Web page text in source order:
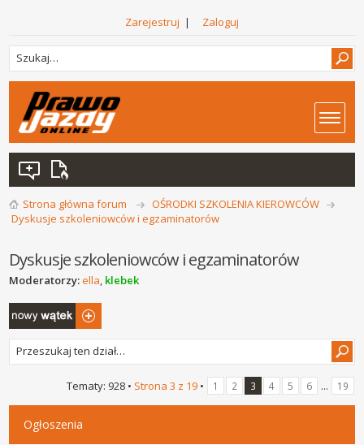
Zarejestruj | Zaloguj
Strona główna forum
OŚRODKI SZKOLENIA KIEROWCÓW
Dyskusje szkoleniowców i egzaminatorów
Dyskusje szkoleniowców i egzaminatorów
Moderatorzy:ella, klebek
Napisz wątek
Tematy: 928 • Strona 3 z 19• 1 2 3 4 5 6 ... 19
Ogłoszenia